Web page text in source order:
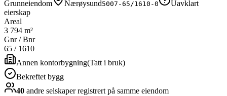
Grunneiendom
Nærøysund5007-65/1610-0
Uavklart
eierskap
Areal
3 794 m²
Gnr / Bnr
65 / 1610
Annen kontorbygning(Tatt i bruk)
Bekreftet bygg
40 andre selskaperregistrert på samme eiendom